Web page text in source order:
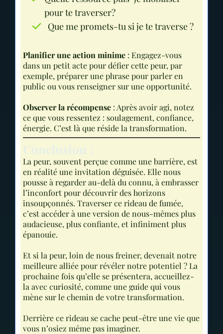
pour te traverser?
Que me promets-tu si je te traverse ?
Planifier une action minime : Engagez-vous
dans un petit acte pour défier cette peur, par
exemple, préparer une phrase pour parler en
public ou vous renseigner sur une opportunité.
Observer la récompense : Après avoir agi, notez
ce que vous ressentez : soulagement, confiance,
énergie. C’est là que réside la transformation.
La peur, souvent perçue comme une barrière, est
en réalité une invitation déguisée. Elle nous
pousse à regarder au-delà du connu, à embrasser
l’inconfort pour découvrir des horizons
insoupçonnés. Traverser ce rideau de fumée,
c’est accéder à une version de nous-mêmes plus
audacieuse, plus confiante, et infiniment plus
épanouie.
Et si la peur, loin de nous freiner, devenait notre
meilleure alliée pour révéler notre potentiel ? La
prochaine fois qu’elle se présentera, accueillez-
la avec curiosité, comme une guide qui vous
mène sur le chemin de votre transformation.
Derrière ce rideau se cache peut-être une vie que
vous n’osiez même pas imaginer.